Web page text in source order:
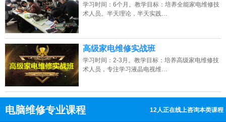
学习时间：6个月。教学目标：培养全能家电维修技
术人员。半天理论，半天实践…
高级家电维修实战班
学习时间：2-3月。教学目标：培养高级家电维修技
术人员，专注学习液晶电视维…
电脑维修专业课程 12人正在线上咨询本类课程